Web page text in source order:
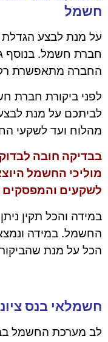
חשמל
על מנת לבצע הגדלת
חברת חשמל. בנוסף
החברה מתאפשרת
לפני ביקורת חברת
לביתכם על מנת
מהלוח ועד לשקעי
בבדיקה חובה
מוליכי החשמל
לשקעים והמפסקים
במידה והכל תקין
החשמל. במידה
הכל על מנת
חשמלאי בנס
לב מערכת החשמל